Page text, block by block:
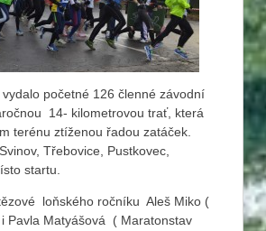
početné 126 členné závodní
14- kilometrovou trať, která
terénu ztíženou řadou zatáček.
Třebovice, Pustkovec,
startu.
loňského ročníku Aleš Miko (
Pavla Matyášová ( Maratonstav